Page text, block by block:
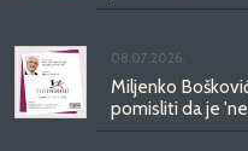
08.07.2026.
Miljenko
pomisliti da je